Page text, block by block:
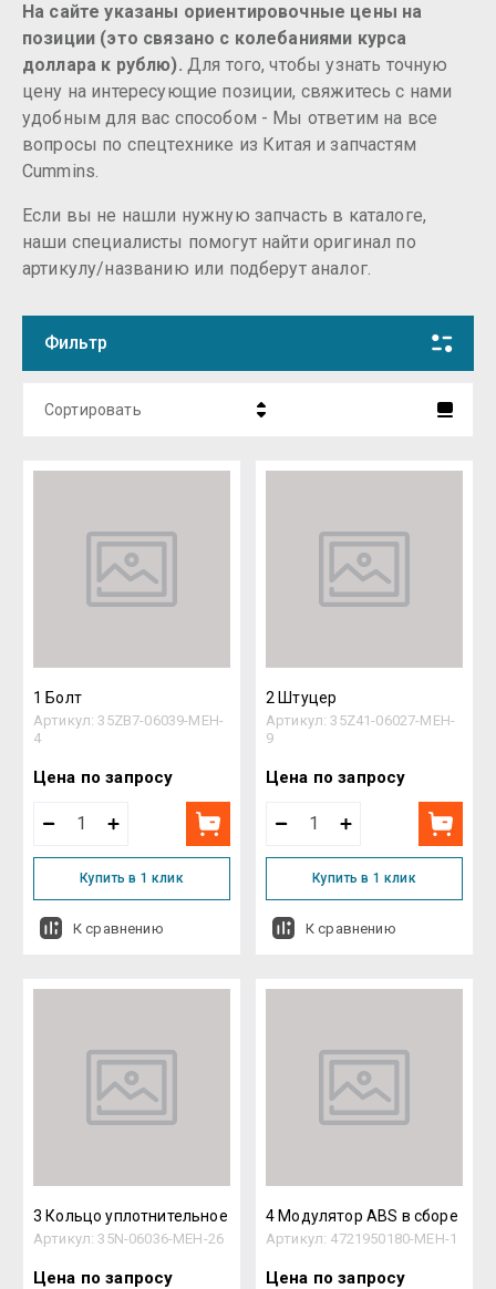
На сайте указаны ориентировочные цены на
позиции (это связано с колебаниями курса
доллара к рублю). Для того, чтобы узнать точную
цену на интересующие позиции, свяжитесь с нами
удобным для вас способом - Мы ответим на все
вопросы по спецтехнике из Китая и запчастям
Cummins.
Если вы не нашли нужную запчасть в каталоге,
наши специалисты помогут найти оригинал по
артикулу/названию или подберут аналог.
Фильтр
Сортировать
Название - Я-А
Название - А-Я
1 Болт
Артикул: 35ZB7-06039-MEH-
4
Цена по запросу
Купить в 1 клик
К сравнению
2 Штуцер
Артикул: 35Z41-06027-MEH-
9
Цена по запросу
Купить в 1 клик
К сравнению
3 Кольцо уплотнительное
Артикул: 35N-06036-MEH-26
Цена по запросу
4 Модулятор ABS в сборе
Артикул: 4721950180-MEH-1
Цена по запросу